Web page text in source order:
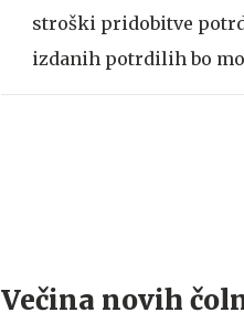
stroški pridobitve
izdanih potrdilih bo
Večina novih